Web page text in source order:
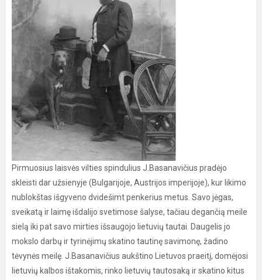
Pirmuosius laisvės vilties spindulius J.Basanavičius pradėjo
skleisti dar užsienyje (Bulgarijoje, Austrijos imperijoje), kur likimo
nublokštas išgyveno dvidešimt penkerius metus. Savo jėgas,
sveikatą ir laimę išdalijo svetimose šalyse, tačiau degančią meile
sielą iki pat savo mirties išsaugojo lietuvių tautai. Daugelis jo
mokslo darbų ir tyrinėjimų skatino tautinę savimonę, žadino
tėvynės meilę. J.Basanavičius aukštino Lietuvos praeitį, domėjosi
lietuvių kalbos ištakomis, rinko lietuvių tautosaką ir skatino kitus